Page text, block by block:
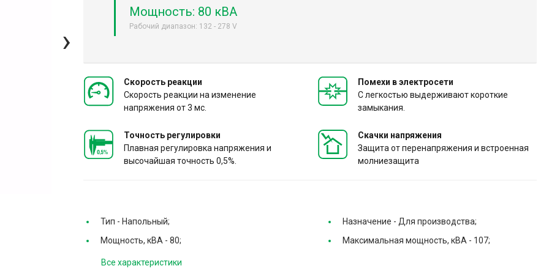
›
Мощность: 80 кВА
Рабочий диапазон: 132 - 278 V
Скорость реакции
Скорость реакции на изменение
напряжения от 3 мс.
Помехи в электросети
С легкостью выдерживают короткие
замыкания.
Точность регулировки
Плавная регулировка напряжения и
высочайшая точность 0,5%.
Скачки напряжения
Защита от перенапряжения и встроенная
молниезащита
Тип - Напольный; Назначение - Для производства;
Мощность, кВА -80; Максимальная мощность, кВА - 107;
Все характеристики